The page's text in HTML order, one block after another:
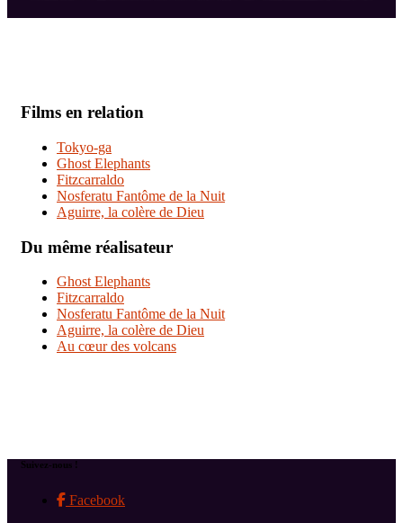
Films en relation
Tokyo-ga
Ghost Elephants
Fitzcarraldo
Nosferatu Fantôme de la Nuit
Aguirre, la colère de Dieu
Du même réalisateur
Ghost Elephants
Fitzcarraldo
Nosferatu Fantôme de la Nuit
Aguirre, la colère de Dieu
Au cœur des volcans
Suivez-nous !
Facebook